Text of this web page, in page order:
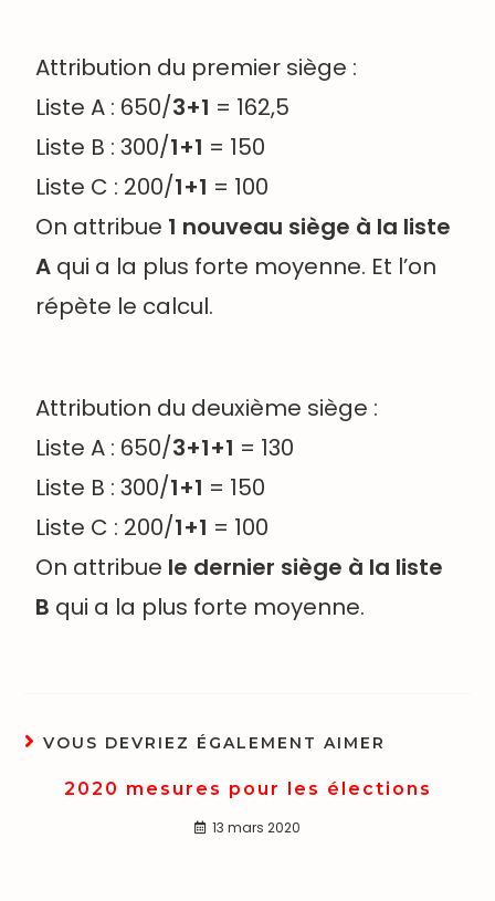
Attribution du premier siège :
Liste A : 650/3+1 = 162,5
Liste B : 300/1+1 = 150
Liste C : 200/1+1 = 100
On attribue 1 nouveau siège à la liste
A qui a la plus forte moyenne. Et l’on
répète le calcul.
Attribution du deuxième siège :
Liste A : 650/3+1+1 = 130
Liste B : 300/1+1 = 150
Liste C : 200/1+1 = 100
On attribue le dernier siège à la liste
B qui a la plus forte moyenne.
VOUS DEVRIEZ ÉGALEMENT AIMER
2020 mesures pour les élections
13 mars 2020